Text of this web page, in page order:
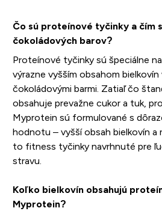
Čo sú proteínové tyčinky a čím
čokoládových barov?
Proteínové tyčinky sú špeciálne
výrazne vyšším obsahom
čokoládovými barmi. Zatiaľ čo
obsahuje prevažne cukor a tuk,
Myprotein sú formulované s
hodnotu – vyšší obsah bielkovín a
to fitness tyčinky navrhnuté pre
stravu.
Koľko bielkovín obsahujú
Myprotein?